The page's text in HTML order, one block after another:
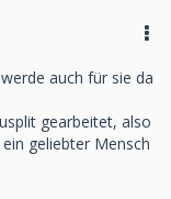
auch für sie da
gearbeitet, also
geliebter Mensch